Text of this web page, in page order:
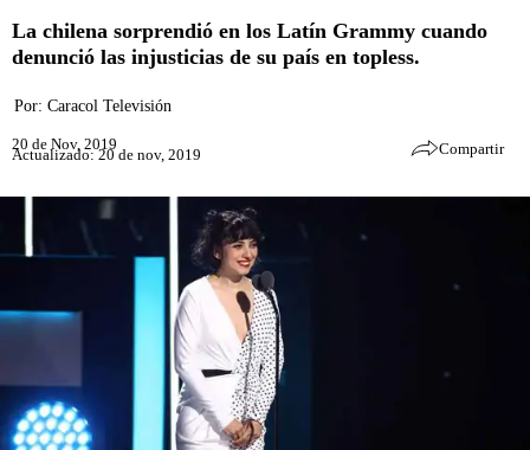
La chilena sorprendió en los Latín Grammy cuando
denunció las injusticias de su país en topless.
Por: Caracol Televisión
20 de Nov, 2019
Actualizado: 20 de nov, 2019 Compartir